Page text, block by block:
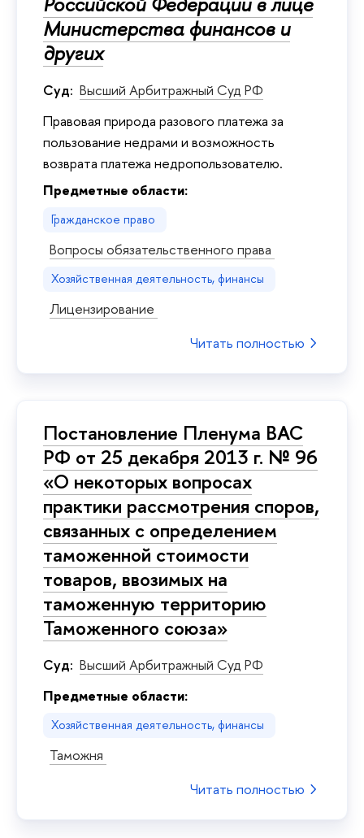
Министерства финансов и
других
Суд: Высший Арбитражный Суд РФ
Правовая природа разового платежа за
пользование недрами и возможность
возврата платежа недропользователю.
Предметные области:
Гражданское право
Вопросы обязательственного права
Хозяйственная деятельность, финансы
Лицензирование
Читать полностью
Постановление Пленума ВАС
РФ от 25 декабря 2013 г. № 96
«О некоторых вопросах
практики рассмотрения споров,
связанных с определением
таможенной стоимости
товаров, ввозимых на
таможенную территорию
Таможенного союза»
Суд: Высший Арбитражный Суд РФ
Предметные области:
Хозяйственная деятельность, финансы
Таможня
Читать полностью